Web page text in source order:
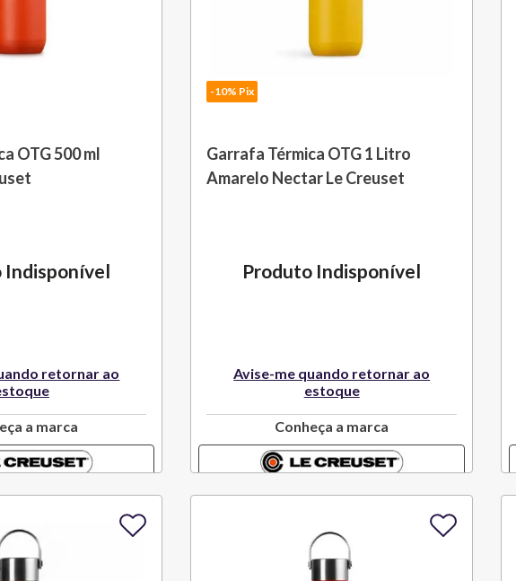
OTG 500 ml
Indisponível
retornar ao
a marca
-10% Pix
Garrafa Térmica OTG 1 Litro
Amarelo Nectar Le Creuset
Produto Indisponível
Avise-me quando retornar ao
estoque
Conheça a marca